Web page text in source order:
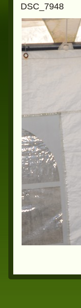
DSC_7948